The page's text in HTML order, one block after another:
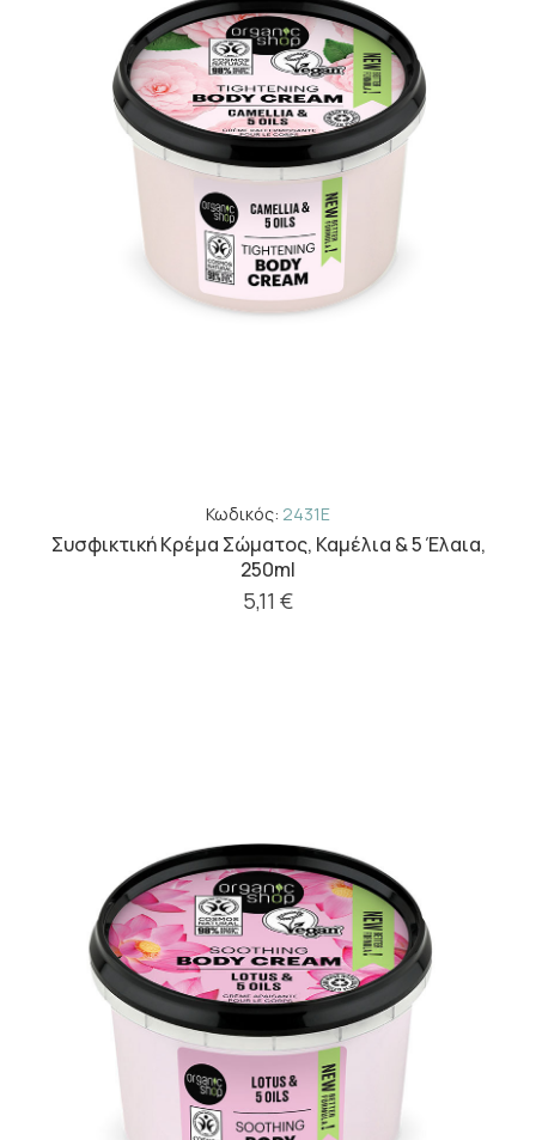
Κωδικός: 2431E
Συσφικτική Κρέμα Σώματος, Καμέλια & 5 Έλαια,
250ml
5,11 €